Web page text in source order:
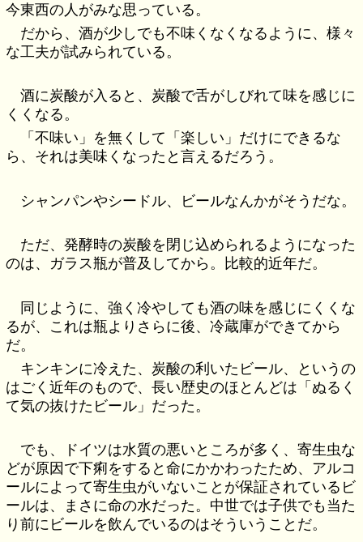
今東西の人がみな思っている。
だから、酒が少しでも不味くなくなるように、様々
な工夫が試みられている。
酒に炭酸が入ると、炭酸で舌がしびれて味を感じに
くくなる。
「不味い」を無くして「楽しい」だけにできるな
ら、それは美味くなったと言えるだろう。
シャンパンやシードル、ビールなんかがそうだな。
ただ、発酵時の炭酸を閉じ込められるようになった
のは、ガラス瓶が普及してから。比較的近年だ。
同じように、強く冷やしても酒の味を感じにくくな
るが、これは瓶よりさらに後、冷蔵庫ができてから
だ。
キンキンに冷えた、炭酸の利いたビール、というの
はごく近年のもので、長い歴史のほとんどは「ぬるく
て気の抜けたビール」だった。
でも、ドイツは水質の悪いところが多く、寄生虫な
どが原因で下痢をすると命にかかわったため、アルコ
ールによって寄生虫がいないことが保証されているビ
ールは、まさに命の水だった。中世では子供でも当た
り前にビールを飲んでいるのはそういうことだ。